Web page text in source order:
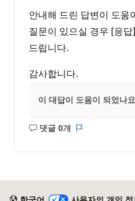
안내해 드린 답변이 도움
질문이 있으실 경우 [응
드립니다.
감사합니다.
이 대답이 도움이 되었나
댓글 0개
설